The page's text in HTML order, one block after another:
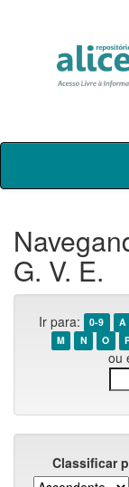
Skip
G. V. E.
Ir para: 0-9 A
M
N O
ou
Classificar